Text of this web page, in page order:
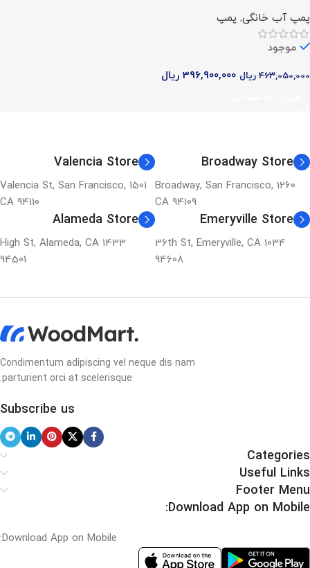
پمپ آب خانگی, پمپ
موجود
463,050,000 ریال 396,900,000 ریال
Broadway Store
1260 Broadway, San Francisco,
CA 94109
Valencia Store
1501 Valencia St, San Francisco,
CA 94110
Emeryville Store
1034 36th St, Emeryville, CA
94608
Alameda Store
1433 High St, Alameda, CA
94501
Condimentum adipiscing vel neque dis nam
parturient orci at scelerisque.
Subscribe us
Categories
Useful Links
Footer Menu
Download App on Mobile:
Download App on Mobile: